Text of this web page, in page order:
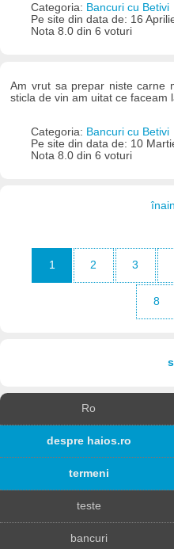
Categoria: Bancuri cu Betivi
Pe site din data de: 16
Nota 8.0 din 6 voturi
Am vrut sa prepar niste carne
sticla de vin am uitat ce faceam
Categoria: Bancuri cu Betivi
Pe site din data de: 10
Nota 8.0 din 6 voturi
1 2 3
8
Ro
despre haios.ro
termeni
teste
bancuri